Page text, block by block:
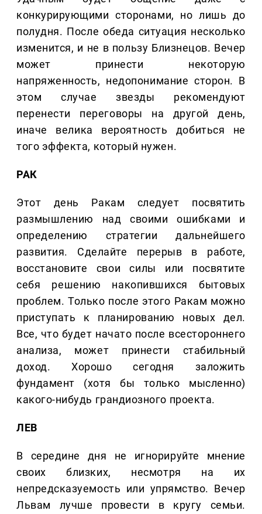
конкурирующими сторонами, но лишь до
полудня. После обеда ситуация несколько
изменится, и не в пользу Близнецов. Вечер
может принести некоторую
напряженность, недопонимание сторон. В
этом случае звезды рекомендуют
перенести переговоры на другой день,
иначе велика вероятность добиться не
того эффекта, который нужен.
РАК
Этот день Ракам следует посвятить
размышлению над своими ошибками и
определению стратегии дальнейшего
развития. Сделайте перерыв в работе,
восстановите свои силы или посвятите
себя решению накопившихся бытовых
проблем. Только после этого Ракам можно
приступать к планированию новых дел.
Все, что будет начато после всестороннего
анализа, может принести стабильный
доход. Хорошо сегодня заложить
фундамент (хотя бы только мысленно)
какого-нибудь грандиозного проекта.
ЛЕВ
В середине дня не игнорируйте мнение
своих близких, несмотря на их
непредсказуемость или упрямство. Вечер
Львам лучше провести в кругу семьи.